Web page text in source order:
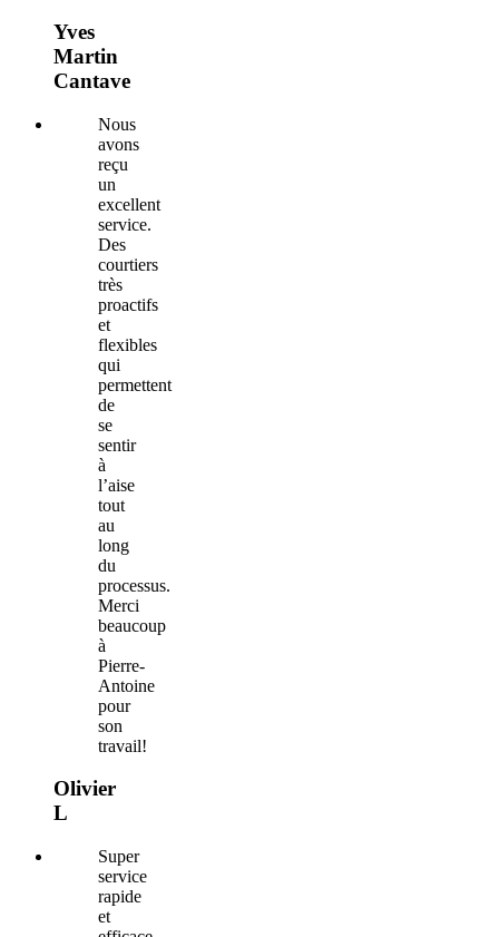
Yves
Martin
Cantave
Nous
avons
reçu
un
excellent
service.
Des
courtiers
très
proactifs
et
flexibles
qui
permettent
de
se
sentir
à
l’aise
tout
au
long
du
processus.
Merci
beaucoup
à
Pierre-
Antoine
pour
son
travail!
Olivier
L
Super
service
rapide
et